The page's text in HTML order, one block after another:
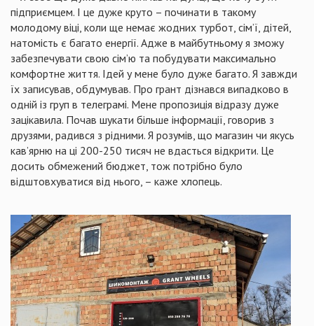
підприємцем. І це дуже круто – починати в такому
молодому віці, коли ще немає жодних турбот, сім’ї, дітей,
натомість є багато енергії. Адже в майбутньому я зможу
забезпечувати свою сім’ю та побудувати максимально
комфортне життя. Ідей у мене було дуже багато. Я завжди
їх записував, обдумував. Про грант дізнався випадково в
одній із груп в телеграмі. Мене пропозиція відразу дуже
зацікавила. Почав шукати більше інформації, говорив з
друзями, радився з рідними. Я розумів, що магазин чи якусь
кав’ярню на ці 200-250 тисяч не вдасться відкрити. Це
досить обмежений бюджет, тож потрібно було
відштовхуватися від нього, – каже хлопець.